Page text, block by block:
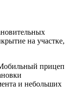
на участке,
Мобильный прицеп
и небольших